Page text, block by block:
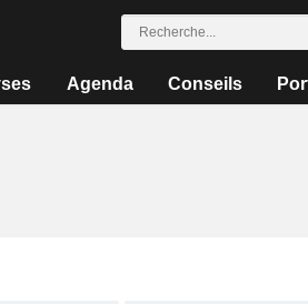
Agenda Conseils